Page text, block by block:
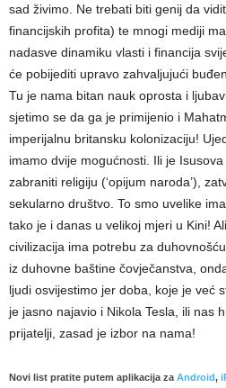
sad živimo. Ne trebati biti genij da
financijskih profita) te mnogi mediji
nadasve dinamiku vlasti i financija
će pobijediti upravo zahvaljujući
Tu je nama bitan nauk oprosta i
sjetimo se da ga je primijenio i
imperijalnu britansku kolonizaciju!
imamo dvije mogućnosti. Ili je
zabraniti religiju (‘opijum naroda’),
sekularno društvo. To smo uvelike
tako je i danas u velikoj mjeri u Kini!
civilizacija ima potrebu za
iz duhovne baštine čovječanstva,
ljudi osvijestimo jer doba, koje je već
je jasno najavio i Nikola Tesla, ili nas
prijatelji, zasad je izbor na nama!
Novi list pratite putem aplikacija zaAndroid,